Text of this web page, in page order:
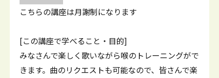
こちらの講座は月謝制になります
[この講座で学べること・目的]
みなさんで楽しく歌いながら喉のトレーニングがで
きます。曲のリクエストも可能なので、皆さんで楽